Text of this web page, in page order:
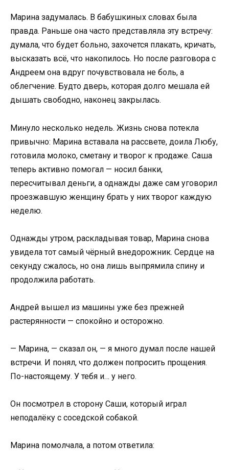
Марина задумалась. В бабушкиных словах была
правда. Раньше она часто представляла эту встречу:
думала, что будет больно, захочется плакать, кричать,
высказать всё, что накопилось. Но после разговора с
Андреем она вдруг почувствовала не боль, а
облегчение. Будто дверь, которая долго мешала ей
дышать свободно, наконец закрылась.
Минуло несколько недель. Жизнь снова потекла
привычно: Марина вставала на рассвете, доила Любу,
готовила молоко, сметану и творог к продаже. Саша
теперь активно помогал — носил банки,
пересчитывал деньги, а однажды даже сам уговорил
проезжавшую женщину брать у них творог каждую
неделю.
Однажды утром, раскладывая товар, Марина снова
увидела тот самый чёрный внедорожник. Сердце на
секунду сжалось, но она лишь выпрямила спину и
продолжила работать.
Андрей вышел из машины уже без прежней
растерянности — спокойно и осторожно.
— Марина, — сказал он, — я много думал после нашей
встречи. И понял, что должен попросить прощения.
По-настоящему. У тебя и… у него.
Он посмотрел в сторону Саши, который играл
неподалёку с соседской собакой.
Марина помолчала, а потом ответила: